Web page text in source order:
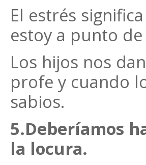
El estrés
estoy a punto
Los hijos nos
profe y cuando
sabios.
5.Deberíamos
la locura.